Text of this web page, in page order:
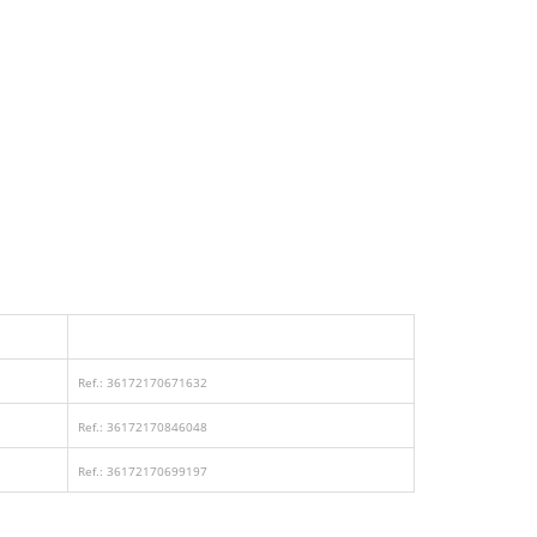
Ref.: 36172170671632
Ref.: 36172170846048
Ref.: 36172170699197